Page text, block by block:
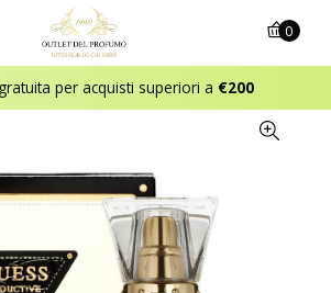
per acquisti superiori a €200
0